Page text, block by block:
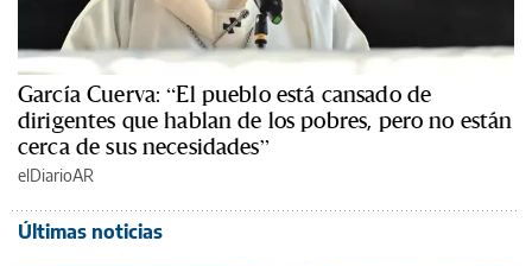
García Cuerva: “El pueblo está cansado de
dirigentes que hablan de los pobres, pero no están
cerca de sus necesidades”
elDiarioAR
Últimas noticias